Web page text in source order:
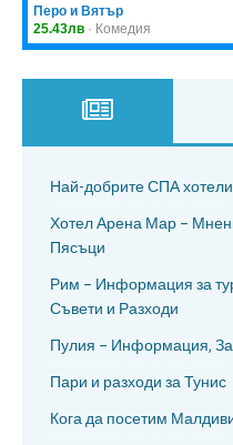
Най-добрите СПА
Хотел Арена Мар –
Пясъци
Рим – Информация за
Съвети и Разходи
Пулия – Информация,
Пари и разходи за Тунис
Кога да посетим